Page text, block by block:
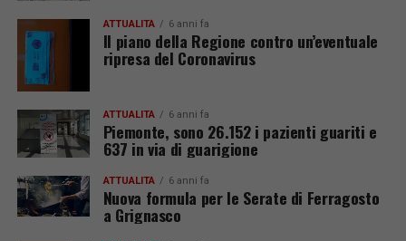
ATTUALITÀ 6 anni fa
Il piano della Regione contro un’eventuale
ripresa del Coronavirus
ATTUALITÀ 6 anni fa
Piemonte, sono 26.152 i pazienti guariti e
637 in via di guarigione
ATTUALITÀ 6 anni fa
Nuova formula per le Serate di Ferragosto
a Grignasco